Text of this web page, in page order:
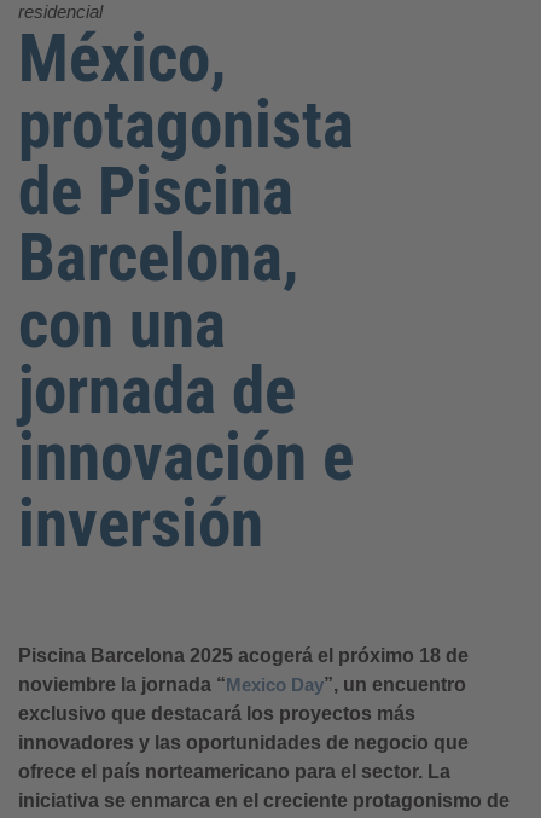
residencial
México,
protagonista
de Piscina
Barcelona,
con una
jornada de
innovación e
inversión
Piscina Barcelona 2025 acogerá el próximo 18 de
noviembre la jornada “Mexico Day”, un encuentro
exclusivo que destacará los proyectos más
innovadores y las oportunidades de negocio que
ofrece el país norteamericano para el sector. La
iniciativa se enmarca en el creciente protagonismo de